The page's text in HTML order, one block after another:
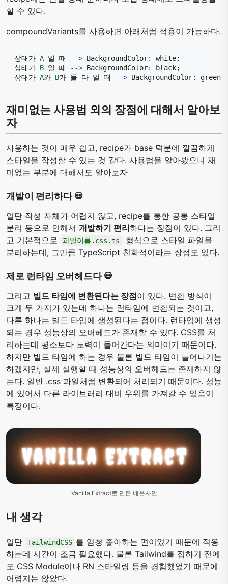
할 수 있다.
compoundVariants를 사용하면 아래처럼 적용이 가능하다.
상태가 A 일 때 --> BackgroundColor: white;
상태가 B 일 때 --> BackgroundColor: black;
상태가 A와 B가 둘 다 일 때 --> BackgroundColor: green
재미없는 사용법 외의 장점에 대해서 알아보
자
사용하는 것이 매우 쉽고, recipe가 base 덕분에 깔끔하게
스타일을 작성할 수 있는 것 같다. 사용법을 알아봤으니 재
미없는 부분에 대해서도 알아보자
개발이 편리하다 💀
일단 작성 자체가 어렵지 않고, recipe를 통한 공통 스타일
분리 등으로 인해서 개발하기 편리하다는 장점이 있다. 그리
고 기본적으로
파일이름.css.ts
형식으로 스타일 파일을
분리하는데, 그만큼 TypeScript 친화적이라는 장점도 있다.
제로 런타임 오버헤드다 💀
그리고 빌드 타임에 변환된다는 장점이 있다. 변환 방식이
크게 두 가지가 있는데 하나는 런타임에 변환되는 것이고,
다른 하나는 빌드 타임에 생성된다는 점이다. 런타임에 생성
되는 경우 성능상의 오버헤드가 존재할 수 있다. CSS를 처
리하는데 평소보다 노력이 들어간다는 의미이기 때문이다.
하지만 빌드 타임에 하는 경우 물론 빌드 타임이 늘어나기는
하겠지만, 실제 실행할 때 성능상의 오버헤드는 존재하지 않
는다. 일반 .css 파일처럼 변환되어 처리되기 때문이다. 성능
에 있어서 다른 라이브러리 대비 우위를 가져갈 수 있음이
특징이다.
Vanilla Extract로 만든 네온사인
내 생각
일단 TailwindCSS 를 엄청 좋아하는 편이었기 때문에 적응
하는데 시간이 조금 필요했다. 물론 Tailwind를 접하기 전에
도 CSS Module이나 RN 스타일링 등을 경험했었기 때문에
어렵지는 않았다.